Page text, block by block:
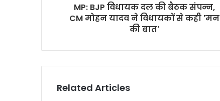
MP: BJP विधायक दल की बैठक संपन्न,
CM मोहन यादव ने विधायकों से कही 'मन
की बात'
Related Articles